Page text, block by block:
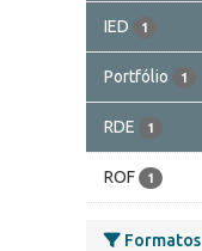
IED 1
Portfólio 1
RDE 1
ROF 1
Formatos